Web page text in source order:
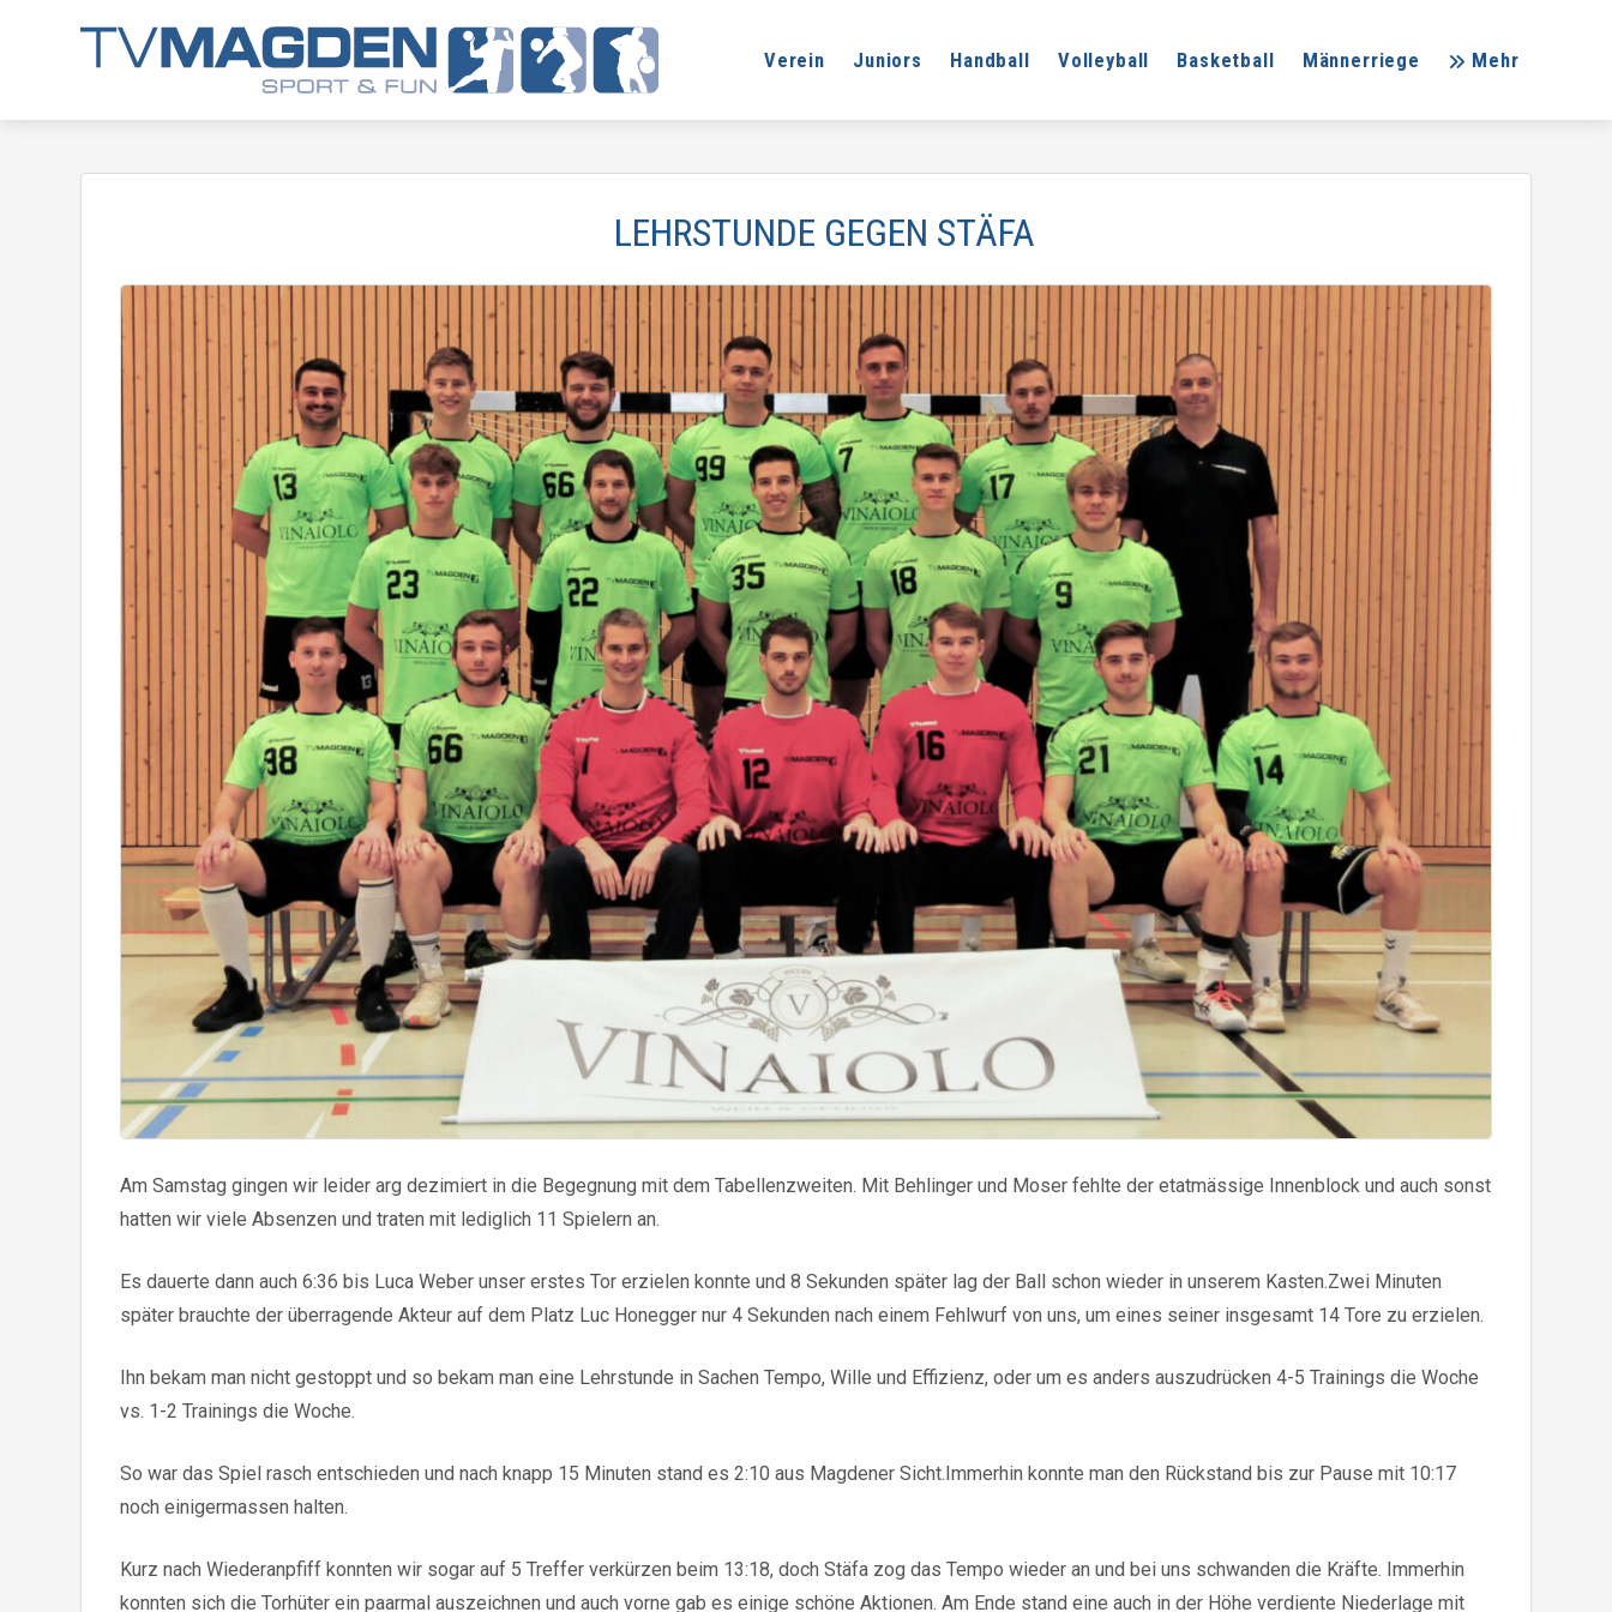
Verein Juniors Handball Volleyball Basketball Männerriege Mehr
LEHRSTUNDE GEGEN STÄFA
Am Samstag gingen wir leider arg dezimiert in die Begegnung mit dem Tabellenzweiten. Mit Behlinger und Moser fehlte der etatmässige Innenblock und auch sonst
hatten wir viele Absenzen und traten mit lediglich 11 Spielern an.
Es dauerte dann auch 6:36 bis Luca Weber unser erstes Tor erzielen konnte und 8 Sekunden später lag der Ball schon wieder in unserem Kasten.Zwei Minuten
später brauchte der überragende Akteur auf dem Platz Luc Honegger nur 4 Sekunden nach einem Fehlwurf von uns, um eines seiner insgesamt 14 Tore zu erzielen.
Ihn bekam man nicht gestoppt und so bekam man eine Lehrstunde in Sachen Tempo, Wille und Effizienz, oder um es anders auszudrücken 4-5 Trainings die Woche
vs. 1-2 Trainings die Woche.
So war das Spiel rasch entschieden und nach knapp 15 Minuten stand es 2:10 aus Magdener Sicht.Immerhin konnte man den Rückstand bis zur Pause mit 10:17
noch einigermassen halten.
Kurz nach Wiederanpfiff konnten wir sogar auf 5 Treffer verkürzen beim 13:18, doch Stäfa zog das Tempo wieder an und bei uns schwanden die Kräfte. Immerhin
konnten sich die Torhüter ein paarmal auszeichnen und auch vorne gab es einige schöne Aktionen. Am Ende stand eine auch in der Höhe verdiente Niederlage mit